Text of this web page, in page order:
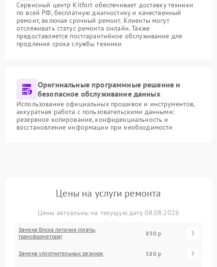
Сервисный центр Kitfort обеспечивает доставку техники
по всей РФ, бесплатную диагностику и качественный
ремонт, включая срочный ремонт. Клиенты могут
отслеживать статус ремонта онлайн. Также
предоставляется постгарантийное обслуживание для
продления срока службы техники
Оригинальные программные решение и
безопасное обслуживание данных
Использование официальных прошивок и инструментов,
аккуратная работа с пользовательскими данными:
резервное копирование, конфиденциальность и
восстановление информации при необходимости
Цены на услуги ремонта
Цены актуальны на текущую дату 08.08.2026
Замена блока питания (платы,
трансформатора)
830 р
Замена уплотнительных резинок 580 р